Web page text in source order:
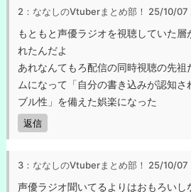
2：ななしのVtuberまとめ部！ 25/10/07
もともと声優ラジオを視聴していた
れたんだよ
あれなんてもろ配信の同時視聴の先祖
ムになって「自分の書き込みが認知
ブル性」を備えた娯楽になった
返信
3：ななしのVtuberまとめ部！ 25/10/07
声優ラジオ聞いてるよりはおもろいし